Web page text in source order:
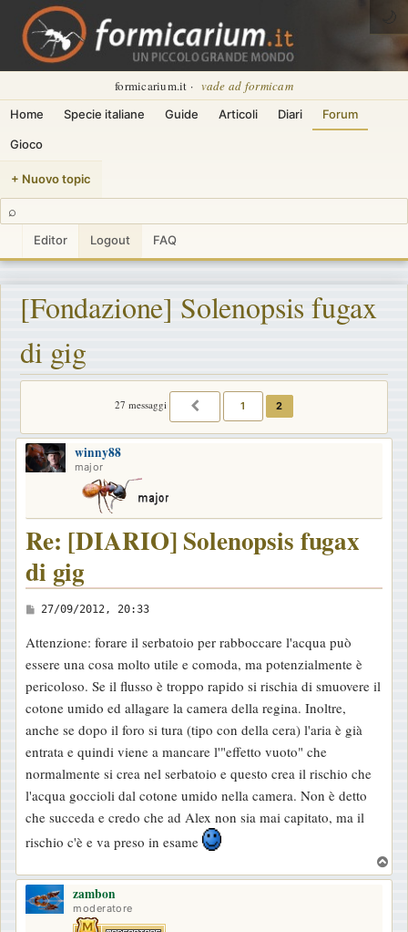
formicarium.it · vade ad formicam
Home Specie italiane Guide Articoli Diari Forum
Gioco
+ Nuovo topic
⌕
Editor Logout FAQ
🌙
[Fondazione] Solenopsis fugax
di gig
27 messaggi PRECEDENTE
1 2
winny88
major
Re: [DIARIO] Solenopsis fugax
di gig
M
s
s
a
g
g
i
o
27/09/2012, 20:33
Attenzione: forare il serbatoio per rabboccare l'acqua può
essere una cosa molto utile e comoda, ma potenzialmente è
pericoloso. Se il flusso è troppo rapido si rischia di smuovere il
cotone umido ed allagare la camera della regina. Inoltre,
anche se dopo il foro si tura (tipo con della cera) l'aria è già
entrata e quindi viene a mancare l'"effetto vuoto" che
normalmente si crea nel serbatoio e questo crea il rischio che
l'acqua goccioli dal cotone umido nella camera. Non è detto
che succeda e credo che ad Alex non sia mai capitato, ma il
rischio c'è e va preso in esame
o
zambon
moderatore